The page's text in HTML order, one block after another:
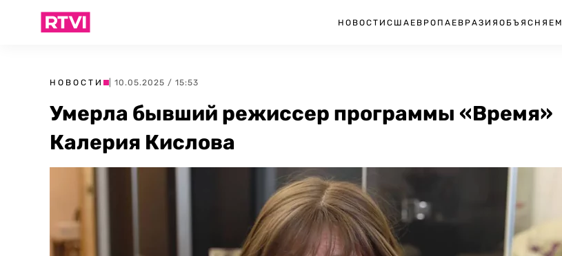
НОВОСТИ США ЕВРОПА ЕВРАЗИЯ ОБЪЯСНЯЕМ
НОВОСТИ | 10.05.2025 / 15:53
Умерла бывший режиссер программы «Время»
Калерия Кислова